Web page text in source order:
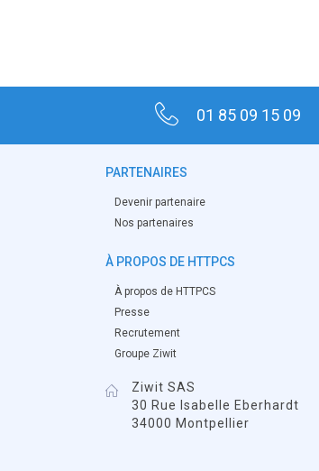
01 85 09 15 09
PARTENAIRES
Devenir partenaire
Nos partenaires
À PROPOS DE HTTPCS
À propos de HTTPCS
Presse
Recrutement
Groupe Ziwit
Ziwit SAS
30 Rue Isabelle Eberhardt
34000 Montpellier